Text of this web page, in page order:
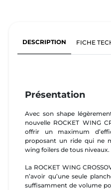
DESCRIPTION FICHE
Présentation
Avec son shape
nouvelle ROCKET WING
offrir un maximum
proposant un ride qui ne
wing foilers de tous niveaux.
La ROCKET WING
n’avoir qu’une seule
suffisamment de volume